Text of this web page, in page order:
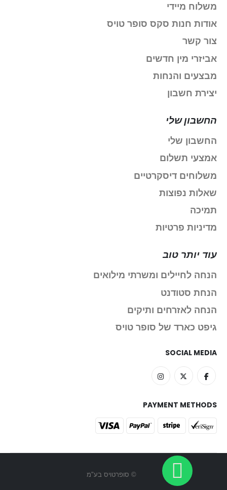
משלוח מיידי
אודות חנות סקס סופר טויס
צור קשר
אביזרי מין חדשים
מבצעים והנחות
יצירת חשבון
החשבון שלי
החשבון שלי
אמצעי תשלום
משלוחים דיסקרטיים
שאלות נפוצות
תמיכה
מדיניות פרטיות
עוד יותר טוב
הנחה לחיילים ומשרתי מילואים
הנחת סטודנט
הנחה לאזרחים ותיקים
גיפט כארד של סופר טויס
SOCIAL MEDIA
PAYMENT METHODS
© סופרטויס בע"מ